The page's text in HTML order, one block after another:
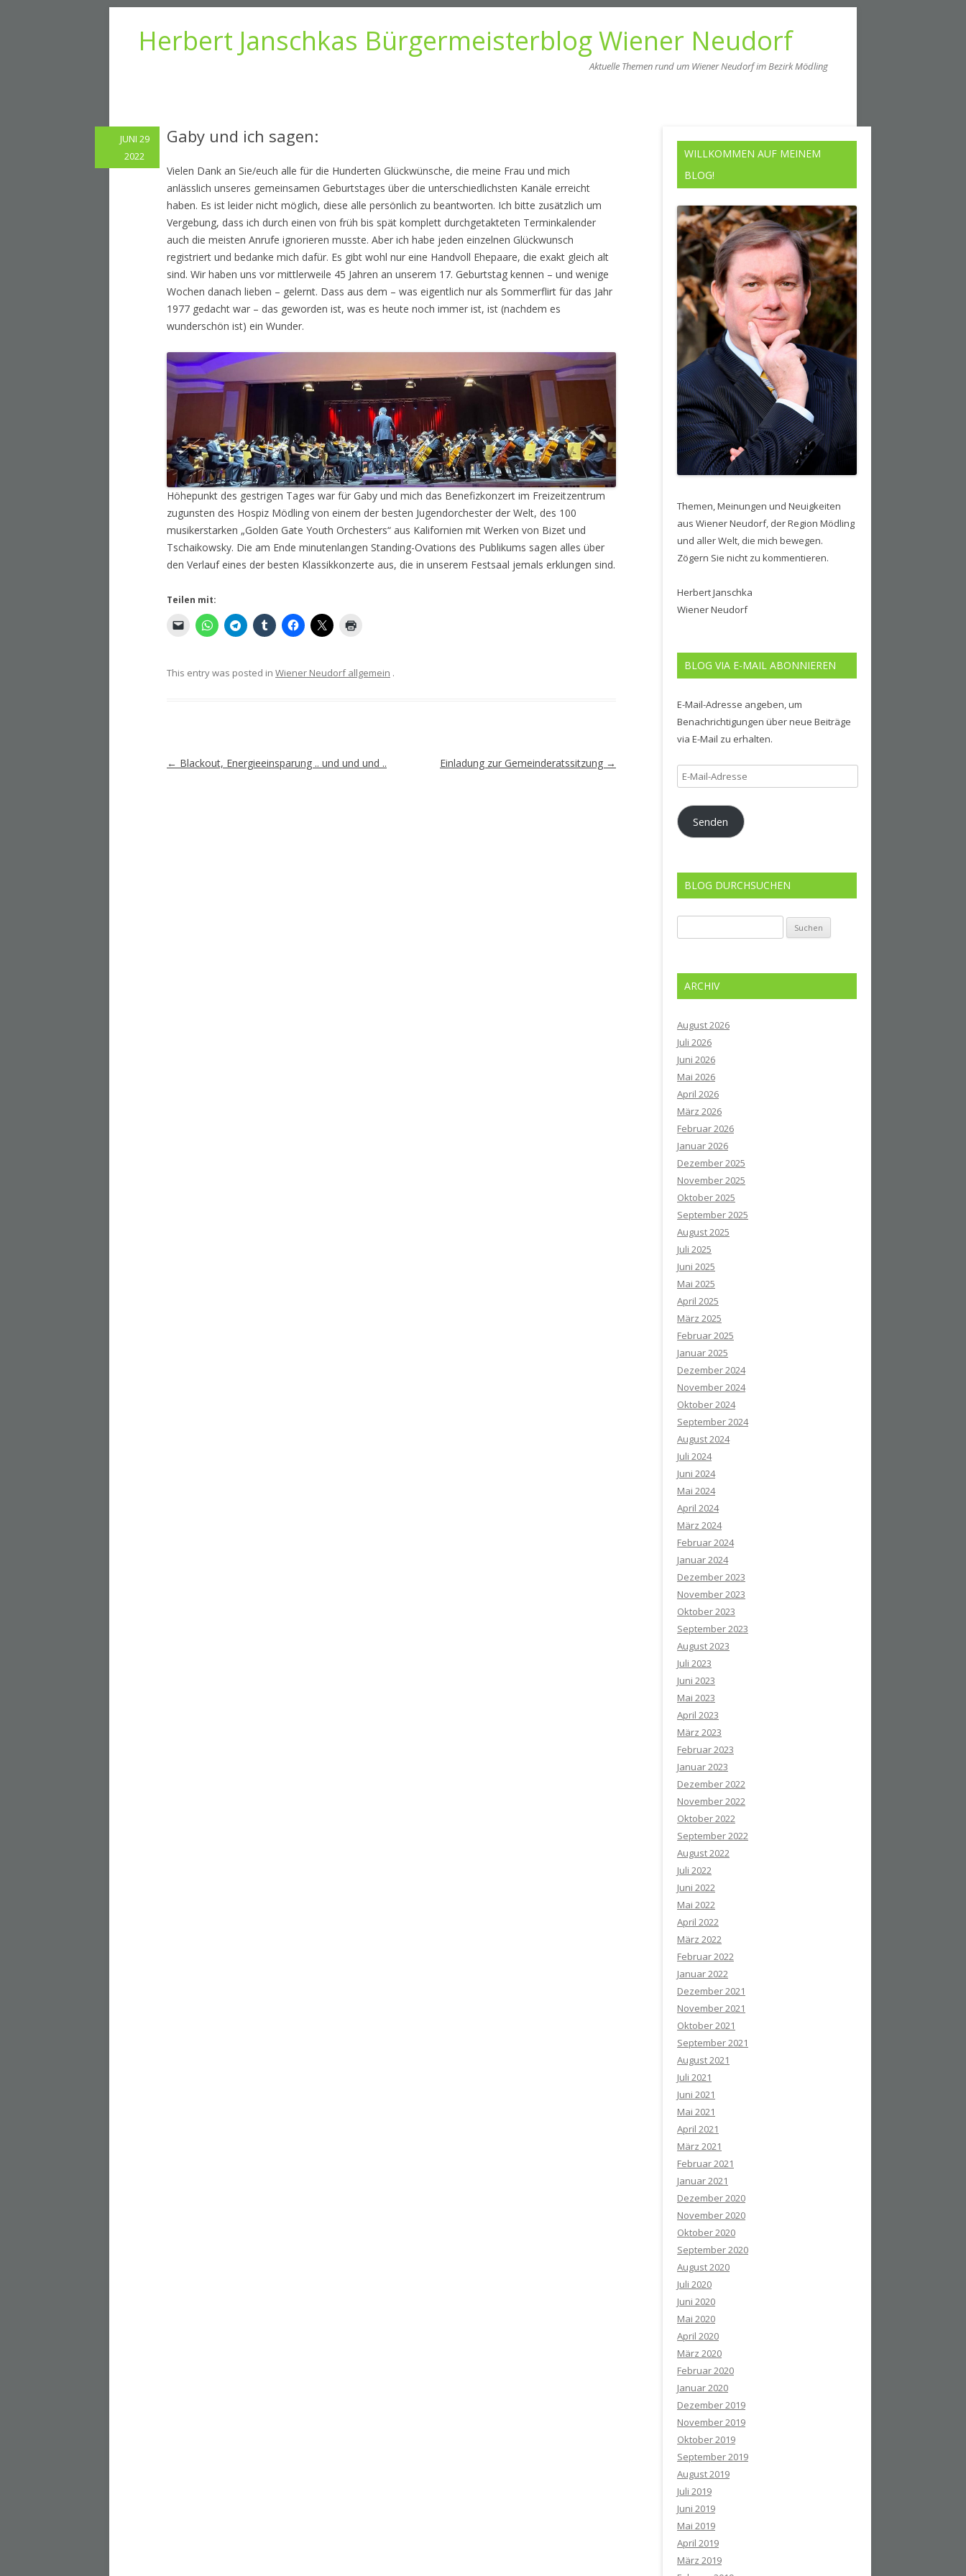
Herbert Janschkas Bürgermeisterblog Wiener Neudorf
Aktuelle Themen rund um Wiener Neudorf im Bezirk Mödling
Gaby und ich sagen:
Vielen Dank an Sie/euch alle für die Hunderten Glückwünsche, die meine Frau und mich
anlässlich unseres gemeinsamen Geburtstages über die unterschiedlichsten Kanäle erreicht
haben. Es ist leider nicht möglich, diese alle persönlich zu beantworten. Ich bitte zusätzlich um
Vergebung, dass ich durch einen von früh bis spät komplett durchgetakteten Terminkalender
auch die meisten Anrufe ignorieren musste. Aber ich habe jeden einzelnen Glückwunsch
registriert und bedanke mich dafür. Es gibt wohl nur eine Handvoll Ehepaare, die exakt gleich alt
sind. Wir haben uns vor mittlerweile 45 Jahren an unserem 17. Geburtstag kennen – und wenige
Wochen danach lieben – gelernt. Dass aus dem – was eigentlich nur als Sommerflirt für das Jahr
1977 gedacht war – das geworden ist, was es heute noch immer ist, ist (nachdem es
wunderschön ist) ein Wunder.
Höhepunkt des gestrigen Tages war für Gaby und mich das Benefizkonzert im Freizeitzentrum
zugunsten des Hospiz Mödling von einem der besten Jugendorchester der Welt, des 100
musikerstarken „Golden Gate Youth Orchesters“ aus Kalifornien mit Werken von Bizet und
Tschaikowsky. Die am Ende minutenlangen Standing-Ovations des Publikums sagen alles über
den Verlauf eines der besten Klassikkonzerte aus, die in unserem Festsaal jemals erklungen sind.
Teilen mit:
This entry was posted in Wiener Neudorf allgemein .
JUNI 29
2022
Artikel-
← Blackout, Energieeinsparung .. und und und .. Einladung zur Gemeinderatssitzung →
WILLKOMMEN AUF MEINEM
BLOG!
Themen, Meinungen und Neuigkeiten
aus Wiener Neudorf, der Region Mödling
und aller Welt, die mich bewegen.
Zögern Sie nicht zu kommentieren.
Herbert Janschka
Wiener Neudorf
BLOG VIA E-MAIL ABONNIEREN
E-Mail-Adresse angeben, um
Benachrichtigungen über neue Beiträge
via E-Mail zu erhalten.
E-
Mail-
Adresse
Senden
BLOG DURCHSUCHEN
nach:
ARCHIV
August 2026
Juli 2026
Juni 2026
Mai 2026
April 2026
März 2026
Februar 2026
Januar 2026
Dezember 2025
November 2025
Oktober 2025
September 2025
August 2025
Juli 2025
Juni 2025
Mai 2025
April 2025
März 2025
Februar 2025
Januar 2025
Dezember 2024
November 2024
Oktober 2024
September 2024
August 2024
Juli 2024
Juni 2024
Mai 2024
April 2024
März 2024
Februar 2024
Januar 2024
Dezember 2023
November 2023
Oktober 2023
September 2023
August 2023
Juli 2023
Juni 2023
Mai 2023
April 2023
März 2023
Februar 2023
Januar 2023
Dezember 2022
November 2022
Oktober 2022
September 2022
August 2022
Juli 2022
Juni 2022
Mai 2022
April 2022
März 2022
Februar 2022
Januar 2022
Dezember 2021
November 2021
Oktober 2021
September 2021
August 2021
Juli 2021
Juni 2021
Mai 2021
April 2021
März 2021
Februar 2021
Januar 2021
Dezember 2020
November 2020
Oktober 2020
September 2020
August 2020
Juli 2020
Juni 2020
Mai 2020
April 2020
März 2020
Februar 2020
Januar 2020
Dezember 2019
November 2019
Oktober 2019
September 2019
August 2019
Juli 2019
Juni 2019
Mai 2019
April 2019
März 2019